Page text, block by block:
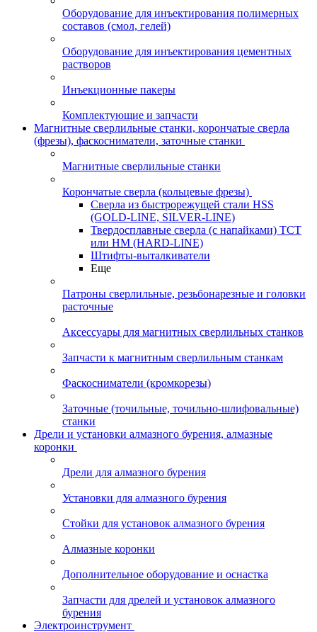
Оборудование для инъектирования полимерных
составов (смол, гелей)
Оборудование для инъектирования цементных
растворов
Инъекционные пакеры
Комплектующие и запчасти
Магнитные сверлильные станки, корончатые сверла
(фрезы), фаскосниматели, заточные станки
Магнитные сверлильные станки
Корончатые сверла (кольцевые фрезы)
Сверла из быстрорежущей стали HSS
(GOLD-LINE, SILVER-LINE)
Твердосплавные сверла (с напайками) ТСТ
или HM (HARD-LINE)
Штифты-выталкиватели
Еще
Патроны сверлильные, резьбонарезные и головки
расточные
Аксессуары для магнитных сверлильных станков
Запчасти к магнитным сверлильным станкам
Фаскосниматели (кромкорезы)
Заточные (точильные, точильно-шлифовальные)
станки
Дрели и установки алмазного бурения, алмазные
коронки
Дрели для алмазного бурения
Установки для алмазного бурения
Стойки для установок алмазного бурения
Алмазные коронки
Дополнительное оборудование и оснастка
Запчасти для дрелей и установок алмазного
бурения
Электроинструмент